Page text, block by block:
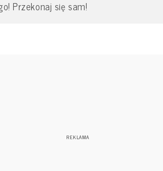
Przekonaj się sam!